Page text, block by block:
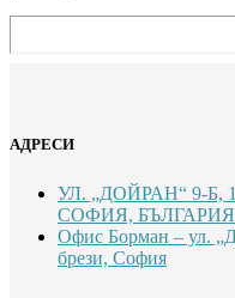
АДРЕСИ
УЛ. „ДОЙРАН“ 9-Б,
СОФИЯ, БЪЛГАРИЯ
Офис Борман – ул.
брези, София